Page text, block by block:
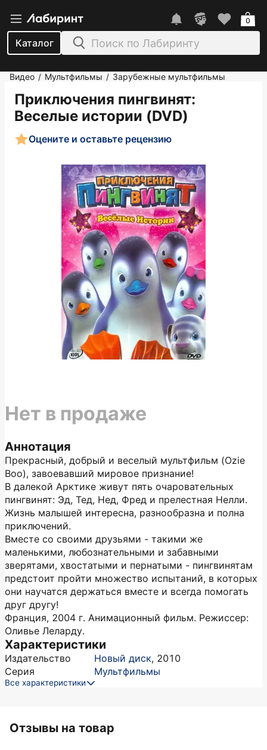
Каталог
0
Видео / Мультфильмы / Зарубежные мультфильмы
Приключения пингвинят:
Веселые истории (DVD)
Оцените и оставьте рецензию
Аннотация
Прекрасный, добрый и веселый мультфильм (Ozie
Boo), завоевавший мировое признание!
В далекой Арктике живут пять очаровательных
пингвинят: Эд, Тед, Нед, Фред и прелестная Нелли.
Жизнь малышей интересна, разнообразна и полна
приключений.
Вместе со своими друзьями - такими же
маленькими, любознательными и забавными
зверятами, хвостатыми и пернатыми - пингвинятам
предстоит пройти множество испытаний, в которых
они научатся держаться вместе и всегда помогать
друг другу!
Франция, 2004 г. Анимационный фильм. Режиссер:
Оливье Леларду.
Характеристики
Издательство Новый диск, 2010
Серия
Мультфильмы
Все характеристики
Нет в продаже
Отзывы на товар